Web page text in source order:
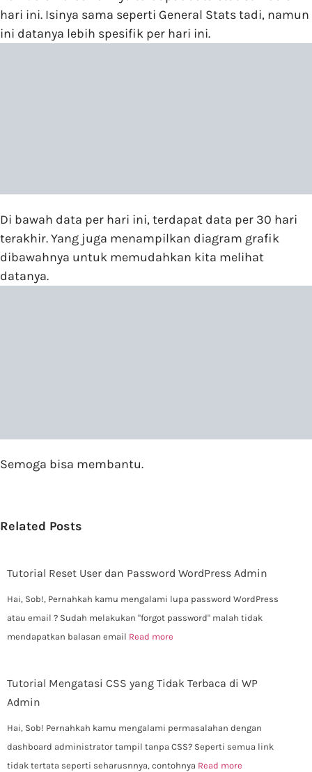
hari ini. Isinya sama seperti General Stats tadi, namun
ini datanya lebih spesifik per hari ini.
Di bawah data per hari ini, terdapat data per 30 hari
terakhir. Yang juga menampilkan diagram grafik
dibawahnya untuk memudahkan kita melihat
datanya.
Semoga bisa membantu.
Related Posts
Tutorial Reset User dan Password WordPress Admin
Hai, Sob!, Pernahkah kamu mengalami lupa password WordPress
atau email ? Sudah melakukan "forgot password" malah tidak
mendapatkan balasan email Read more
Tutorial Mengatasi CSS yang Tidak Terbaca di WP
Admin
Hai, Sob! Pernahkah kamu mengalami permasalahan dengan
dashboard administrator tampil tanpa CSS? Seperti semua link
tidak tertata seperti seharusnnya, contohnya Read more